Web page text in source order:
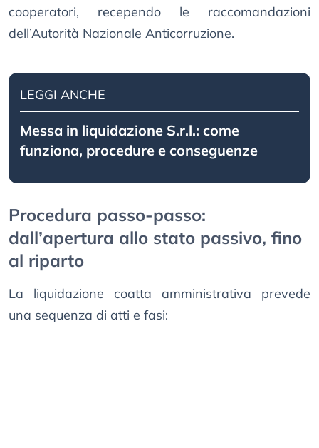
cooperatori, recependo le raccomandazioni
dell’Autorità Nazionale Anticorruzione.
LEGGI ANCHE
Messa in liquidazione S.r.l.: come
funziona, procedure e conseguenze
Procedura passo-passo:
dall’apertura allo stato passivo, fino
al riparto
La liquidazione coatta amministrativa prevede
una sequenza di atti e fasi: